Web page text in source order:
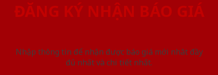
ĐĂNG KÝ NHẬN BÁO GIÁ
Nhập thông tin để nhận được báo giá mới nhât đầy
đủ nhất và chi tiết nhất.